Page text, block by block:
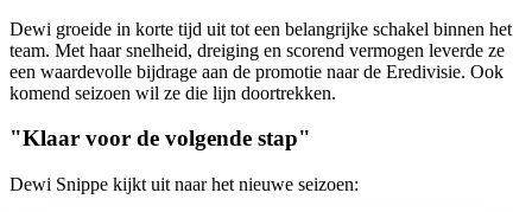
Dewi groeide in korte tijd uit tot een belangrijke schakel binnen het
team. Met haar snelheid, dreiging en scorend vermogen leverde ze
een waardevolle bijdrage aan de promotie naar de Eredivisie. Ook
komend seizoen wil ze die lijn doortrekken.
"Klaar voor de volgende stap"
Dewi Snippe kijkt uit naar het nieuwe seizoen: